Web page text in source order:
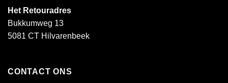
Het Retouradres
Bukkumweg 13
5081 CT Hilvarenbeek
CONTACT ONS